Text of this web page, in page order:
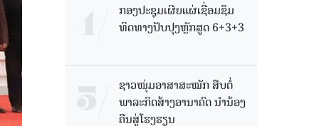
ກອງປະຊຸມເຜີຍແຜ່ເຊື່ອມຊຶມ
ທິດທາງປັບປຸງຫຼັກສູດ 6+3+3
ຊາວໜຸ່ມອາສາສະໝັກ ສືບຕໍ່
ພາລະກິດສ້າງອານາຄົດ ນໍານ້ອງ
ຄືນສູ່ໂຮງຮຽນ